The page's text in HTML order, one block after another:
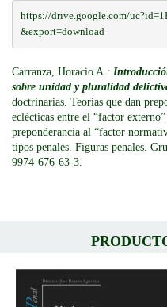
https://drive.google.com/
&export=download
Carranza, Horacio A.:
sobre unidad y pluralidad
doctrinarias. Teorías que dan
eclécticas entre el “factor
preponderancia al “factor
tipos penales. Figuras penales.
9974-676-63-3.